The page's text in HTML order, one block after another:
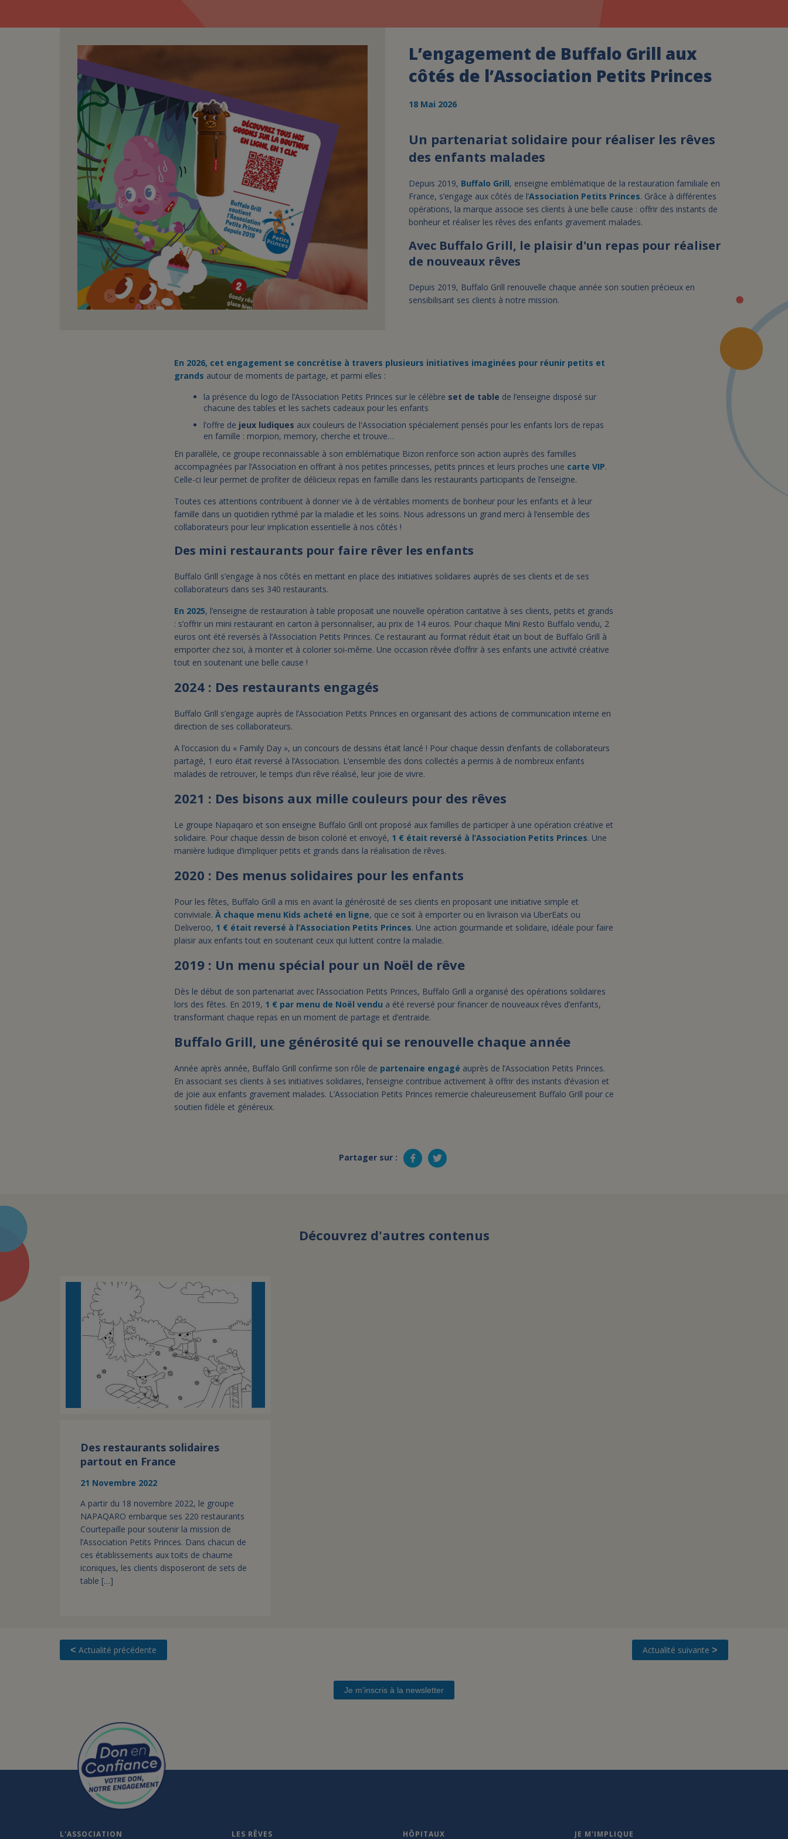
L’engagement de Buffalo Grill aux
côtés de l’Association Petits Princes
18 Mai 2026
Un partenariat solidaire pour réaliser les rêves
des enfants malades
Depuis 2019, Buffalo Grill, enseigne emblématique de la restauration familiale en
France, s’engage aux côtés de l’Association Petits Princes. Grâce à différentes
opérations, la marque associe ses clients à une belle cause : offrir des instants de
bonheur et réaliser les rêves des enfants gravement malades.
Avec Buffalo Grill, le plaisir d'un repas pour réaliser
de nouveaux rêves
Depuis 2019, Buffalo Grill renouvelle chaque année son soutien précieux en
sensibilisant ses clients à notre mission.
En 2026, cet engagement se concrétise à travers plusieurs initiatives imaginées pour réunir petits et
grands autour de moments de partage, et parmi elles :
la présence du logo de l’Association Petits Princes sur le célèbre set de table de l’enseigne disposé sur
chacune des tables et les sachets cadeaux pour les enfants
l’offre de jeux ludiques aux couleurs de l'Association spécialement pensés pour les enfants lors de repas
en famille : morpion, memory, cherche et trouve…
En parallèle, ce groupe reconnaissable à son emblématique Bizon renforce son action auprès des familles
accompagnées par l’Association en offrant à nos petites princesses, petits princes et leurs proches une carte VIP.
Celle-ci leur permet de profiter de délicieux repas en famille dans les restaurants participants de l’enseigne.
Toutes ces attentions contribuent à donner vie à de véritables moments de bonheur pour les enfants et à leur
famille dans un quotidien rythmé par la maladie et les soins. Nous adressons un grand merci à l’ensemble des
collaborateurs pour leur implication essentielle à nos côtés !
Des mini restaurants pour faire rêver les enfants
Buffalo Grill s’engage à nos côtés en mettant en place des initiatives solidaires auprès de ses clients et de ses
collaborateurs dans ses 340 restaurants.
En 2025, l’enseigne de restauration à table proposait une nouvelle opération caritative à ses clients, petits et grands
: s’offrir un mini restaurant en carton à personnaliser, au prix de 14 euros. Pour chaque Mini Resto Buffalo vendu, 2
euros ont été reversés à l’Association Petits Princes. Ce restaurant au format réduit était un bout de Buffalo Grill à
emporter chez soi, à monter et à colorier soi-même. Une occasion rêvée d’offrir à ses enfants une activité créative
tout en soutenant une belle cause !
2024 : Des restaurants engagés
Buffalo Grill s’engage auprès de l’Association Petits Princes en organisant des actions de communication interne en
direction de ses collaborateurs.
A l’occasion du « Family Day », un concours de dessins était lancé ! Pour chaque dessin d’enfants de collaborateurs
partagé, 1 euro était reversé à l’Association. L’ensemble des dons collectés a permis à de nombreux enfants
malades de retrouver, le temps d’un rêve réalisé, leur joie de vivre.
2021 : Des bisons aux mille couleurs pour des rêves
Le groupe Napaqaro et son enseigne Buffalo Grill ont proposé aux familles de participer à une opération créative et
solidaire. Pour chaque dessin de bison colorié et envoyé, 1 € était reversé à l’Association Petits Princes. Une
manière ludique d’impliquer petits et grands dans la réalisation de rêves.
2020 : Des menus solidaires pour les enfants
Pour les fêtes, Buffalo Grill a mis en avant la générosité de ses clients en proposant une initiative simple et
conviviale. À chaque menu Kids acheté en ligne, que ce soit à emporter ou en livraison via UberEats ou
Deliveroo, 1 € était reversé à l’Association Petits Princes. Une action gourmande et solidaire, idéale pour faire
plaisir aux enfants tout en soutenant ceux qui luttent contre la maladie.
2019 : Un menu spécial pour un Noël de rêve
Dès le début de son partenariat avec l’Association Petits Princes, Buffalo Grill a organisé des opérations solidaires
lors des fêtes. En 2019, 1 € par menu de Noël vendu a été reversé pour financer de nouveaux rêves d’enfants,
transformant chaque repas en un moment de partage et d’entraide.
Buffalo Grill, une générosité qui se renouvelle chaque année
Année après année, Buffalo Grill confirme son rôle de partenaire engagé auprès de l’Association Petits Princes.
En associant ses clients à ses initiatives solidaires, l’enseigne contribue activement à offrir des instants d’évasion et
de joie aux enfants gravement malades. L’Association Petits Princes remercie chaleureusement Buffalo Grill pour ce
soutien fidèle et généreux.
Partager sur :
Découvrez d'autres contenus
Des restaurants solidaires
partout en France
21 Novembre 2022
A partir du 18 novembre 2022, le groupe
NAPAQARO embarque ses 220 restaurants
Courtepaille pour soutenir la mission de
l’Association Petits Princes. Dans chacun de
ces établissements aux toits de chaume
iconiques, les clients disposeront de sets de
table […]
< Actualité précédente Actualité suivante >
Je m'inscris à la newsletter
L'ASSOCIATION LES RÊVES HÔPITAUX JE M'IMPLIQUE